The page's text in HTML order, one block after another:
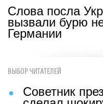
Слова посла
вызвали бурю
Германии
ВЫБОР ЧИТАТЕЛЕЙ
Советник